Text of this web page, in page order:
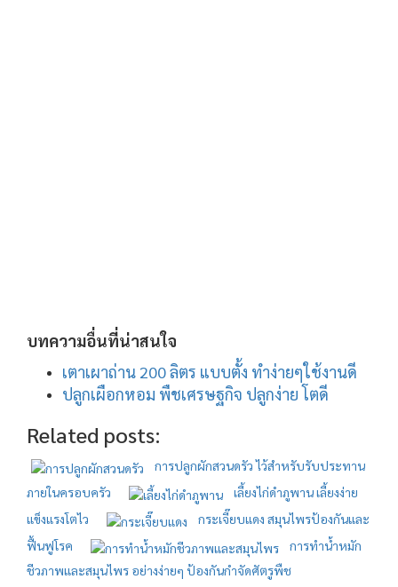
บทความอื่นที่น่าสนใจ
เตาเผาถ่าน 200 ลิตร แบบตั้ง ทำง่ายๆใช้งานดี
ปลูกเผือกหอม พืชเศรษฐกิจ ปลูกง่าย โตดี
Related posts:
การปลูกผักสวนดรัว ไว้สำหรับรับประทาน
ภายในครอบครัว
เลี้ยงไก่ดำภูพาน เลี้ยงง่าย
แข็งแรงโตไว
กระเจี๊ยบแดง สมุนไพรป้องกันและ
ฟื้นฟูโรค
การทำน้ำหมัก
ชีวภาพและสมุนไพร อย่างง่ายๆ ป้องกันกำจัดศัตรูพืช